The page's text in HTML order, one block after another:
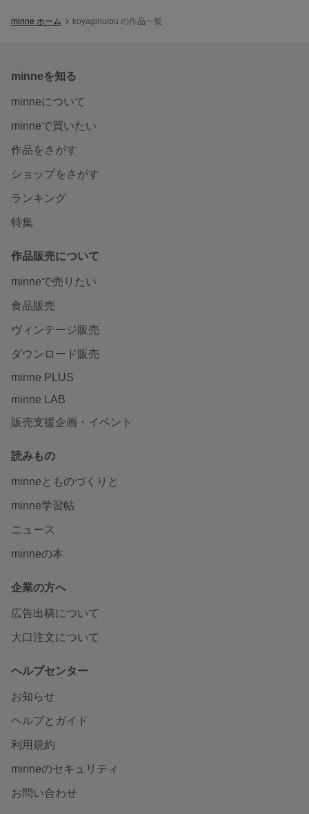
minne ホーム koyaginuibu の作品一覧
minneを知る
minneについて
minneで買いたい
作品をさがす
ショップをさがす
ランキング
特集
作品販売について
minneで売りたい
食品販売
ヴィンテージ販売
ダウンロード販売
minne PLUS
minne LAB
販売支援企画・イベント
読みもの
minneとものづくりと
minne学習帖
ニュース
minneの本
企業の方へ
広告出稿について
大口注文について
ヘルプセンター
お知らせ
ヘルプとガイド
利用規約
minneのセキュリティ
お問い合わせ